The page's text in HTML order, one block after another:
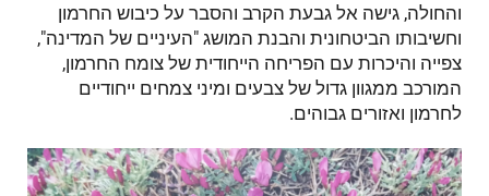
והחולה, גישה אל גבעת הקרב והסבר על כיבוש החרמון
וחשיבותו הביטחונית והבנת המושג "העיניים של המדינה",
צפייה והיכרות עם הפריחה הייחודית של צומח החרמון,
המורכב ממגוון גדול של צבעים ומיני צמחים ייחודיים
לחרמון ואזורים גבוהים.